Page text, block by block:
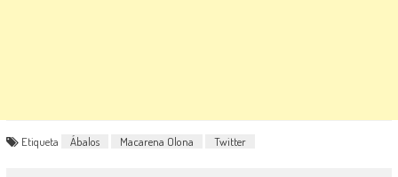
Etiqueta Ábalos Macarena Olona Twitter